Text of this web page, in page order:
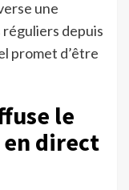
une
depuis
promet d’être
le
en direct